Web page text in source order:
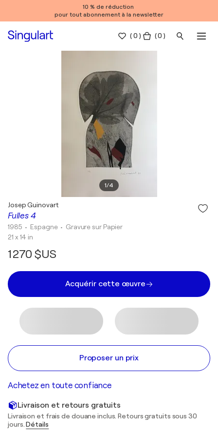
10 % de réduction
pour tout abonnement à la newsletter
(0 ) ( 0 )
1/4
Fulles 4
Josep Guinovart
1985 • Espagne • Gravure sur Papier
21 x 14 in
1 270 $US
Acquérir cette œuvre
Proposer un prix
Achetez en toute confiance
Livraison et retours gratuits
Livraison et frais de douane inclus. Retours gratuits sous 30
jours.Détails